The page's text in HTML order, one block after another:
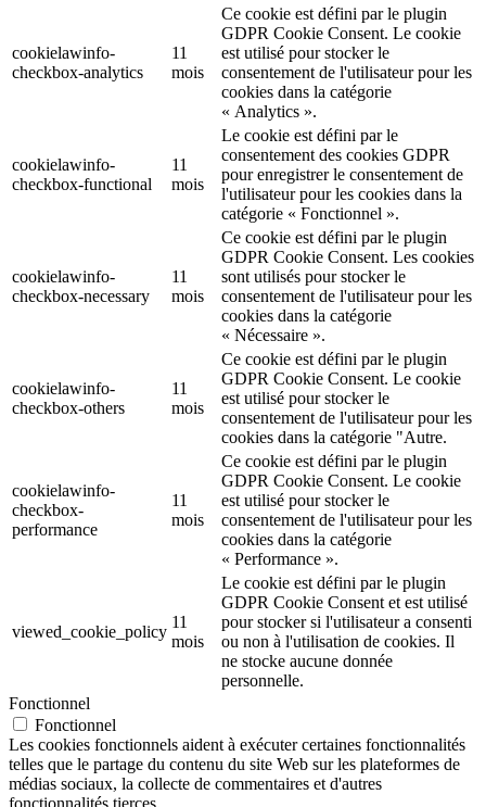
cookielawinfo-
checkbox-analytics
11
mois
Ce cookie est défini par le plugin
GDPR Cookie Consent. Le cookie
est utilisé pour stocker le
consentement de l'utilisateur pour les
cookies dans la catégorie
« Analytics ».
cookielawinfo-
checkbox-functional
11
mois
Le cookie est défini par le
consentement des cookies GDPR
pour enregistrer le consentement de
l'utilisateur pour les cookies dans la
catégorie « Fonctionnel ».
cookielawinfo-
checkbox-necessary
11
mois
Ce cookie est défini par le plugin
GDPR Cookie Consent. Les cookies
sont utilisés pour stocker le
consentement de l'utilisateur pour les
cookies dans la catégorie
« Nécessaire ».
cookielawinfo-
checkbox-others
11
mois
Ce cookie est défini par le plugin
GDPR Cookie Consent. Le cookie
est utilisé pour stocker le
consentement de l'utilisateur pour les
cookies dans la catégorie "Autre.
cookielawinfo-
checkbox-
performance
11
mois
Ce cookie est défini par le plugin
GDPR Cookie Consent. Le cookie
est utilisé pour stocker le
consentement de l'utilisateur pour les
cookies dans la catégorie
« Performance ».
viewed_cookie_policy
11
mois
Le cookie est défini par le plugin
GDPR Cookie Consent et est utilisé
pour stocker si l'utilisateur a consenti
ou non à l'utilisation de cookies. Il
ne stocke aucune donnée
personnelle.
Fonctionnel
Fonctionnel
Les cookies fonctionnels aident à exécuter certaines fonctionnalités
telles que le partage du contenu du site Web sur les plateformes de
médias sociaux, la collecte de commentaires et d'autres
fonctionnalités tierces.